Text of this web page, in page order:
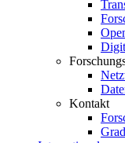
Kontakt